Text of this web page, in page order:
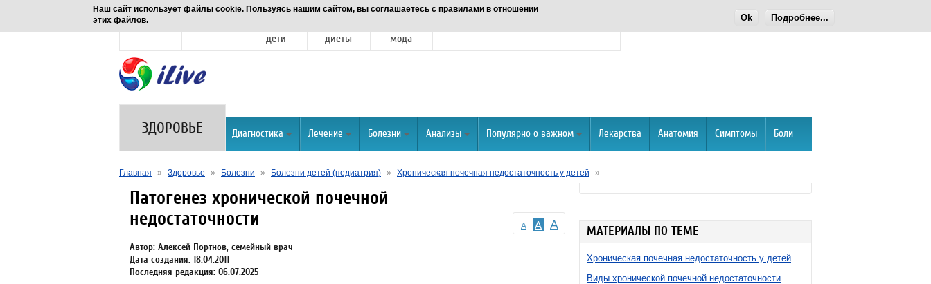
Наш сайт использует файлы cookie. Пользуясь нашим сайтом, вы соглашаетесь с правилами в отношении
этих файлов.
Ok Подробнее...
Новости
дети
диеты
мода
ЗДОРОВЬЕ Диагностика Лечение Болезни Анализы Популярно о важном Лекарства Анатомия Симптомы Боли
Главная » Здоровье » Болезни » Болезни детей (педиатрия) » Хроническая почечная недостаточность у детей »
МАТЕРИАЛЫ ПО ТЕМЕ
Хроническая почечная недостаточность у детей
Виды хронической почечной недостаточности
A A A
Патогенез хронической почечной
недостаточности
Автор: Алексей Портнов, семейный врач
Дата создания: 18.04.2011
Последняя редакция: 06.07.2025